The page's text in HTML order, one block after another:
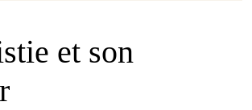
et son